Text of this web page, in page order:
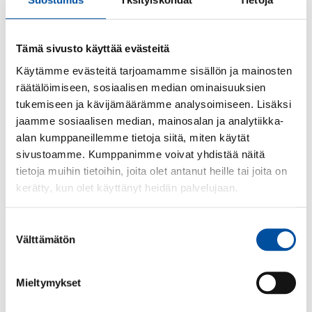
Tämä sivusto käyttää evästeitä
Käytämme evästeitä tarjoamamme sisällön ja mainosten
räätälöimiseen, sosiaalisen median ominaisuuksien
tukemiseen ja kävijämäärämme analysoimiseen. Lisäksi
jaamme sosiaalisen median, mainosalan ja analytiikka-
alan kumppaneillemme tietoja siitä, miten käytät
sivustoamme. Kumppanimme voivat yhdistää näitä
tietoja muihin tietoihin, joita olet antanut heille tai joita on
kerätty, kun olet käyttänyt heidän palvelujaan.
valinta
Välttämätön
Mieltymykset
poissaolojen ilmoittamiseen: hyväksytäänkö
työntekijä olla omalla ilmoituksella poissa
esimerkiksi kolme päivää.
Lääkärintodistus
poissaolosta
Jos ohjeistusta ei ole, työnantaja voi vaatia
jokaisesta sairauspoissaolosta lääkärintodistuksen.
lääkärintodistuksen hankkimiskustannukset.